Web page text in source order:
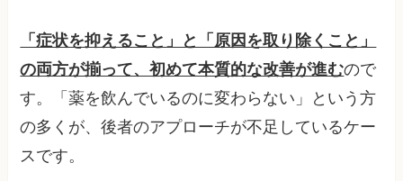
「症状を抑えること」と「原因を取り除くこと」
の両方が揃って、初めて本質的な改善が進むので
す。「薬を飲んでいるのに変わらない」という方
の多くが、後者のアプローチが不足しているケー
スです。